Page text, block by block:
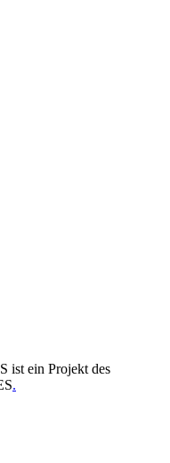
ist ein Projekt des
.